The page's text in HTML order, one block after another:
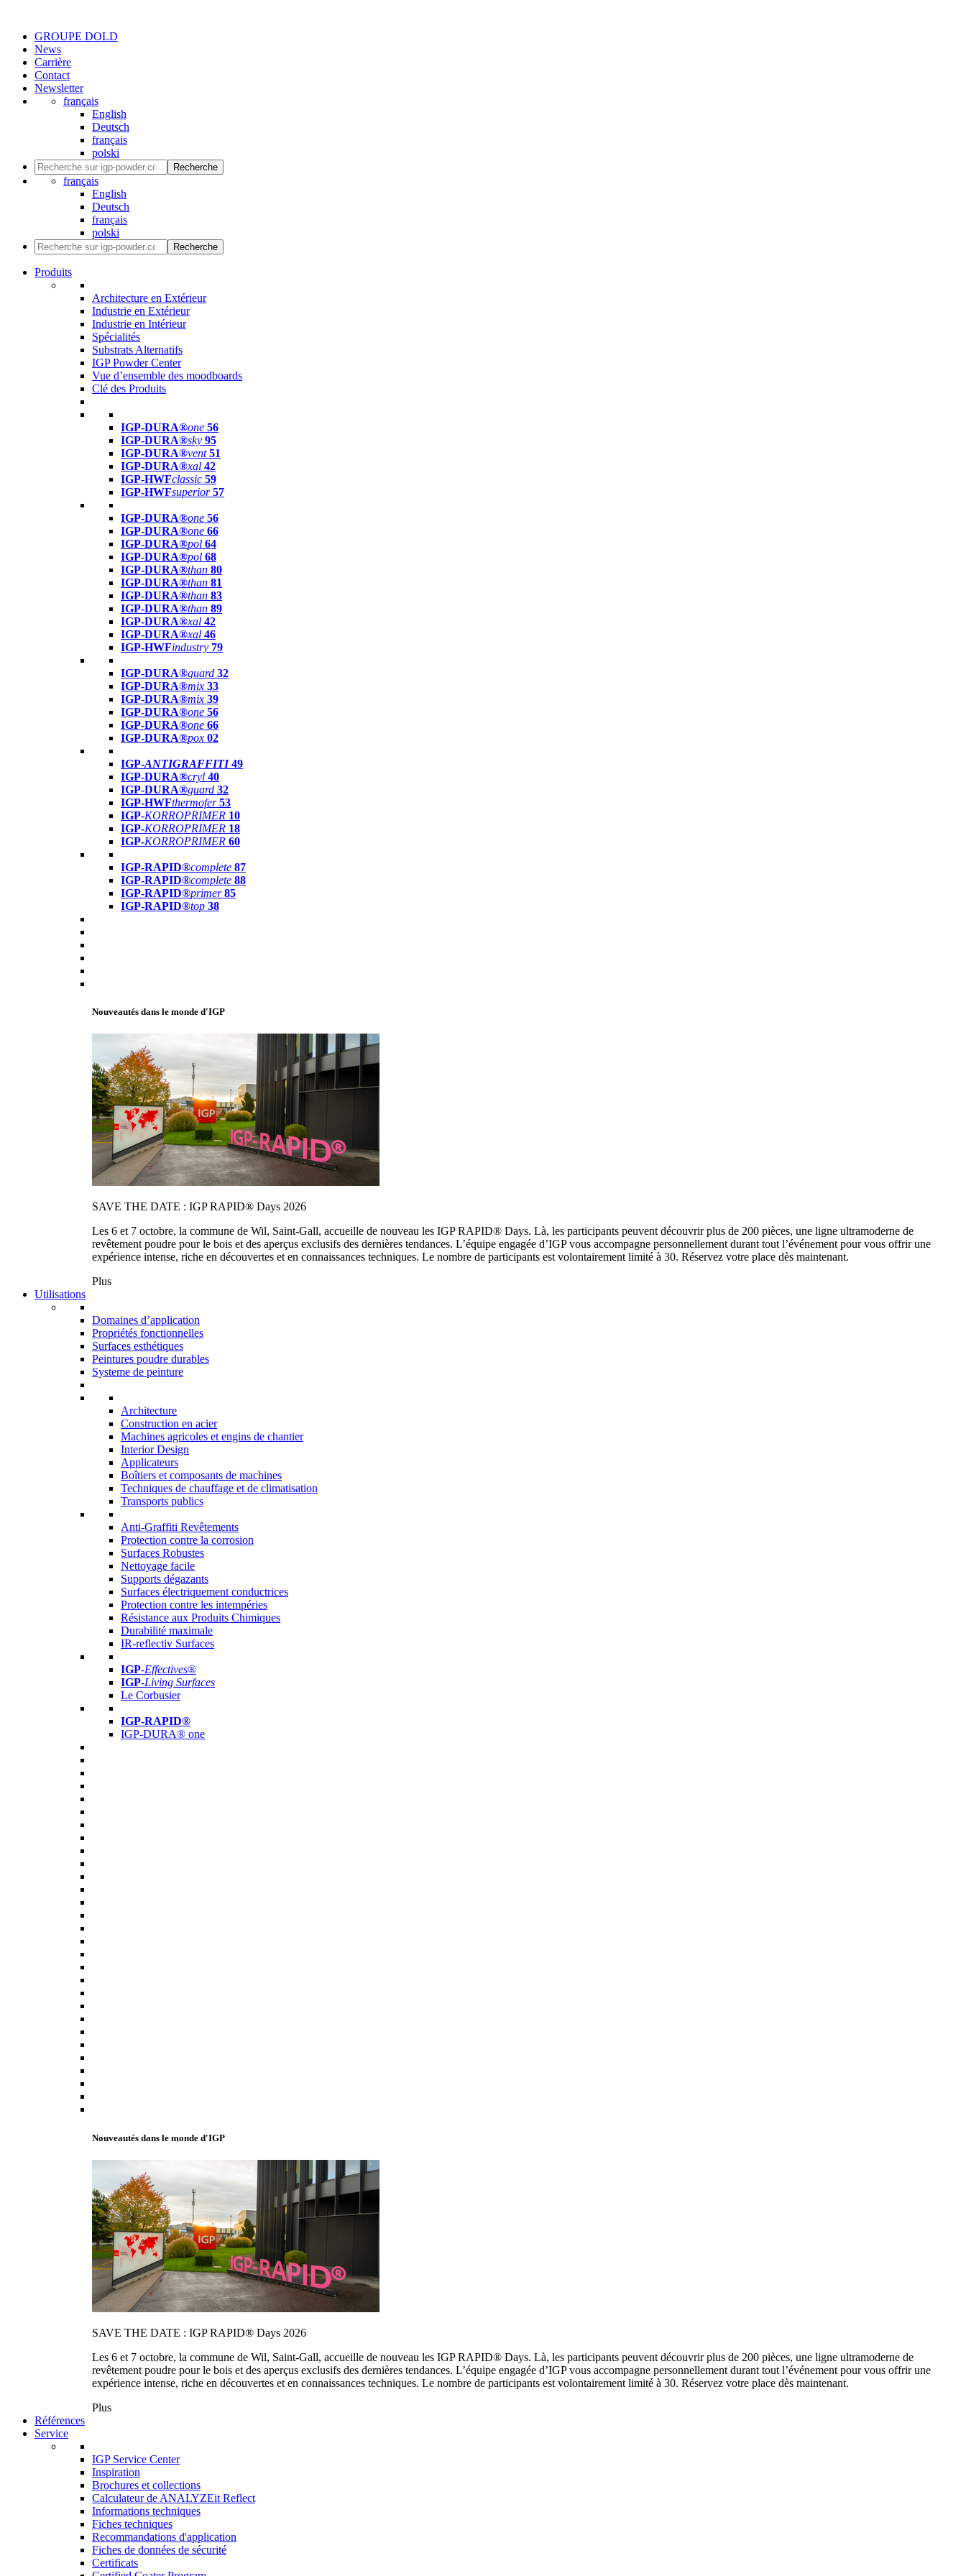
GROUPE DOLD
News
Carrière
Contact
Newsletter
français
English
Deutsch
français
polski
Recherche
français
English
Deutsch
français
polski
Recherche
Produits
Architecture en Extérieur
Industrie en Extérieur
Industrie en Intérieur
Spécialités
Substrats Alternatifs
IGP Powder Center
Vue d’ensemble des moodboards
Clé des Produits
IGP-DURA®one 56
IGP-DURA®sky 95
IGP-DURA®vent 51
IGP-DURA®xal 42
IGP-HWFclassic 59
IGP-HWFsuperior 57
IGP-DURA®one 56
IGP-DURA®one 66
IGP-DURA®pol 64
IGP-DURA®pol 68
IGP-DURA®than 80
IGP-DURA®than 81
IGP-DURA®than 83
IGP-DURA®than 89
IGP-DURA®xal 42
IGP-DURA®xal 46
IGP-HWFindustry 79
IGP-DURA®guard 32
IGP-DURA®mix 33
IGP-DURA®mix 39
IGP-DURA®one 56
IGP-DURA®one 66
IGP-DURA®pox 02
IGP-ANTIGRAFFITI49
IGP-DURA®cryl 40
IGP-DURA®guard 32
IGP-HWFthermofer 53
IGP-KORROPRIMER 10
IGP-KORROPRIMER 18
IGP-KORROPRIMER 60
IGP-RAPID®complete 87
IGP-RAPID®complete 88
IGP-RAPID®primer 85
IGP-RAPID®top 38
Nouveautés dans le monde d'IGP
SAVE THE DATE : IGP RAPID® Days 2026
Les 6 et 7 octobre, la commune de Wil, Saint-Gall, accueille de nouveau les IGP RAPID® Days. Là, les participants peuvent découvrir plus de 200 pièces, une ligne ultramoderne de
revêtement poudre pour le bois et des aperçus exclusifs des dernières tendances. L’équipe engagée d’IGP vous accompagne personnellement durant tout l’événement pour vous offrir une
expérience intense, riche en découvertes et en connaissances techniques. Le nombre de participants est volontairement limité à 30. Réservez votre place dès maintenant.
Plus
Utilisations
Domaines d’application
Propriétés fonctionnelles
Surfaces esthétiques
Peintures poudre durables
Systeme de peinture
Architecture
Construction en acier
Machines agricoles et engins de chantier
Interior Design
Applicateurs
Boîtiers et composants de machines
Techniques de chauffage et de climatisation
Transports publics
Anti-Graffiti Revêtements
Protection contre la corrosion
Surfaces Robustes
Nettoyage facile
Supports dégazants
Surfaces électriquement conductrices
Protection contre les intempéries
Résistance aux Produits Chimiques
Durabilité maximale
IR-reflectiv Surfaces
IGP-Effectives®
IGP-Living Surfaces
Le Corbusier
IGP-RAPID®
IGP-DURA® one
Nouveautés dans le monde d'IGP
SAVE THE DATE : IGP RAPID® Days 2026
Les 6 et 7 octobre, la commune de Wil, Saint-Gall, accueille de nouveau les IGP RAPID® Days. Là, les participants peuvent découvrir plus de 200 pièces, une ligne ultramoderne de
revêtement poudre pour le bois et des aperçus exclusifs des dernières tendances. L’équipe engagée d’IGP vous accompagne personnellement durant tout l’événement pour vous offrir une
expérience intense, riche en découvertes et en connaissances techniques. Le nombre de participants est volontairement limité à 30. Réservez votre place dès maintenant.
Plus
Références
Service
IGP Service Center
Inspiration
Brochures et collections
Calculateur de ANALYZEit Reflect
Informations techniques
Fiches techniques
Recommandations d'application
Fiches de données de sécurité
Certificats